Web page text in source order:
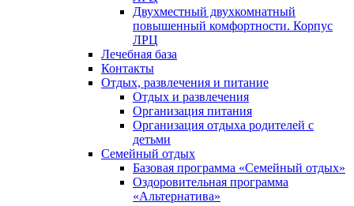
Двухместный двухкомнатный
повышенный комфортности. Корпус
ЛРЦ
Лечебная база
Контакты
Отдых, развлечения и питание
Отдых и развлечения
Организация питания
Организация отдыха родителей с
детьми
Семейный отдых
Базовая программа «Семейный отдых»
Оздоровительная программа
«Альтернатива»